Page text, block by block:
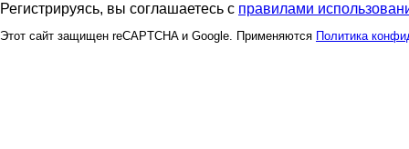
Регистрируясь, вы соглашаетесь с правилами
Этот сайт защищен reCAPTCHA и Google. Применяются Политика